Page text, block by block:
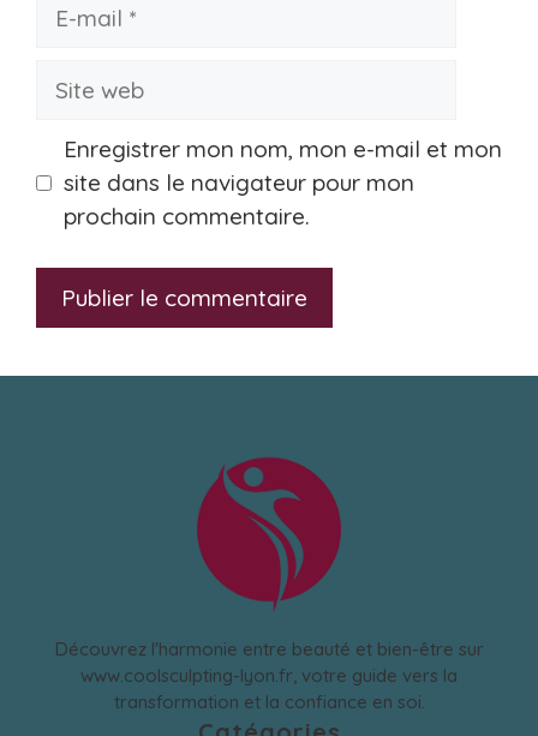
Site
Enregistrer mon nom, mon e-mail et mon
site dans le navigateur pour mon
prochain commentaire.
Découvrez l'harmonie entre beauté et bien-être sur
www.coolsculpting-lyon.fr, votre guide vers la
transformation et la confiance en soi.